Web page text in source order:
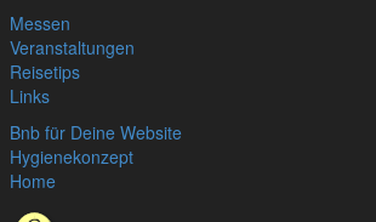
Messen
Veranstaltungen
Reisetips
Links
Bnb für Deine Website
Hygienekonzept
Home